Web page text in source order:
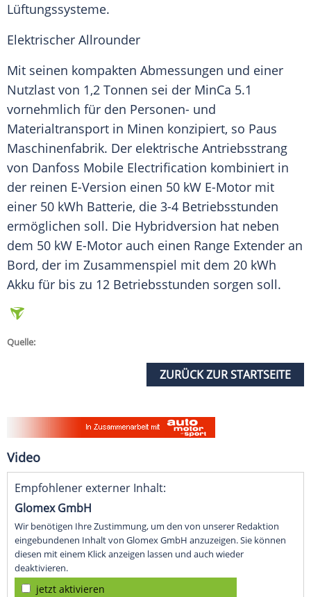
Lüftungssysteme.
Elektrischer Allrounder
Mit seinen kompakten Abmessungen und einer
Nutzlast von 1,2 Tonnen sei der MinCa 5.1
vornehmlich für den Personen- und
Materialtransport in Minen konzipiert, so Paus
Maschinenfabrik. Der elektrische Antriebsstrang
von Danfoss Mobile Electrification kombiniert in
der reinen E-Version einen 50 kW E-Motor mit
einer 50 kWh Batterie, die 3-4 Betriebsstunden
ermöglichen soll. Die Hybridversion hat neben
dem 50 kW E-Motor auch einen Range Extender an
Bord, der im Zusammenspiel mit dem 20 kWh
Akku für bis zu 12 Betriebsstunden sorgen soll.
Quelle:
ZURÜCK ZUR STARTSEITE
Video
Empfohlener externer Inhalt:
Glomex GmbH
Wir benötigen Ihre Zustimmung, um den von unserer Redaktion
eingebundenen Inhalt von Glomex GmbH anzuzeigen. Sie können
diesen mit einem Klick anzeigen lassen und auch wieder
deaktivieren.
jetzt aktivieren